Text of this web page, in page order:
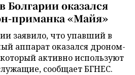
оказался
приманка «Майя»
заявило, что упавший в
аппарат оказался дроном-
активно используют
сообщает БГНЕС.